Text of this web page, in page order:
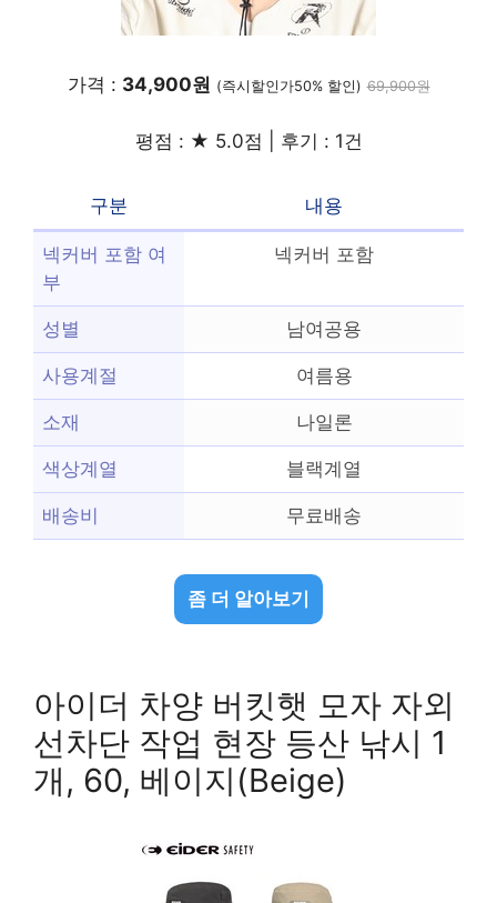
가격 : 34,900원 (즉시할인가50% 할인) 69,900원
평점 : ★ 5.0점 | 후기 : 1건
구분 내용
넥커버 포함 여
부
넥커버 포함
성별 남여공용
사용계절 여름용
소재 나일론
색상계열 블랙계열
배송비 무료배송
좀 더 알아보기
아이더 차양 버킷햇 모자 자외
선차단 작업 현장 등산 낚시 1
개, 60, 베이지(Beige)